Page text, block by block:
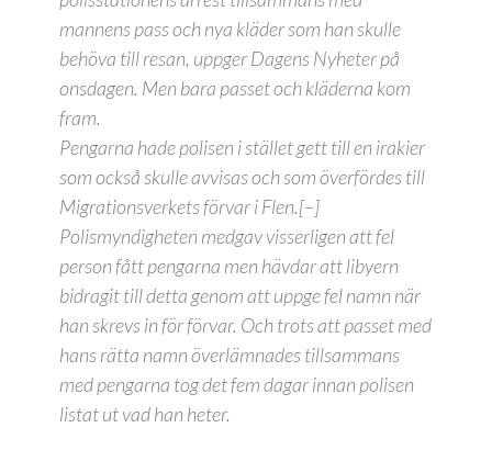
mannens pass och nya kläder som han skulle
behöva till resan, uppger Dagens Nyheter på
onsdagen. Men bara passet och kläderna kom
fram.
Pengarna hade polisen i stället gett till en irakier
som också skulle avvisas och som överfördes till
Migrationsverkets förvar i Flen.[–]
Polismyndigheten medgav visserligen att fel
person fått pengarna men hävdar att libyern
bidragit till detta genom att uppge fel namn när
han skrevs in för förvar. Och trots att passet med
hans rätta namn överlämnades tillsammans
med pengarna tog det fem dagar innan polisen
listat ut vad han heter.